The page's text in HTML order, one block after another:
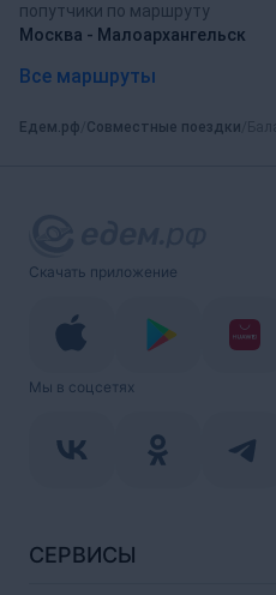
попутчики по маршруту
Москва - Малоархангельск
Все маршруты
Едем.рф Совместные поездки
Скачать приложение
Мы в соцсетях
СЕРВИСЫ